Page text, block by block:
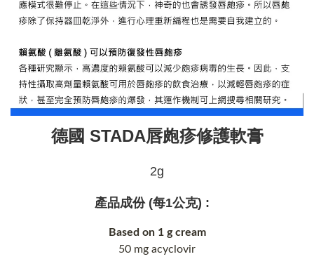
德國 STADA唇皰疹修護軟膏
2g
產品成份 (每1公克) :
Based on 1 g cream
50 mg acyclovir